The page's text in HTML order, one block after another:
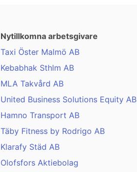
Nytillkomna arbetsgivare
Taxi Öster Malmö AB
Kebabhak Sthlm AB
MLA Takvård AB
United Business Solutions Equity AB
Hamno Transport AB
Täby Fitness by Rodrigo AB
Klarafy Städ AB
Olofsfors Aktiebolag